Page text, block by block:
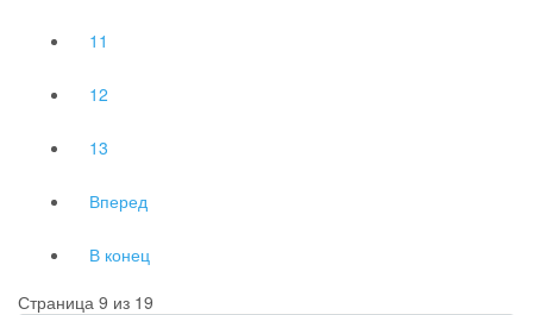
11
12
13
Вперед
В конец
Страница 9 из 19